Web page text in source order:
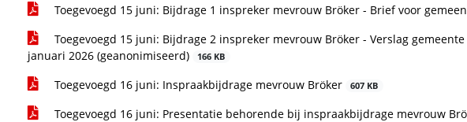
Toegevoegd 15 juni: Bijdrage 1 inspreker mevrouw Bröker - Brief voor
Toegevoegd 15 juni: Bijdrage 2 inspreker mevrouw Bröker - Verslag
januari 2026 (geanonimiseerd)
166 KB
Toegevoegd 16 juni: Inspraakbijdrage mevrouw Bröker 607 KB
Toegevoegd 16 juni: Presentatie behorende bij inspraakbijdrage mevrouw